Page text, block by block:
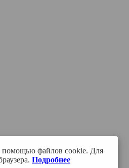
помощью файлов cookie. Для
Подробнее